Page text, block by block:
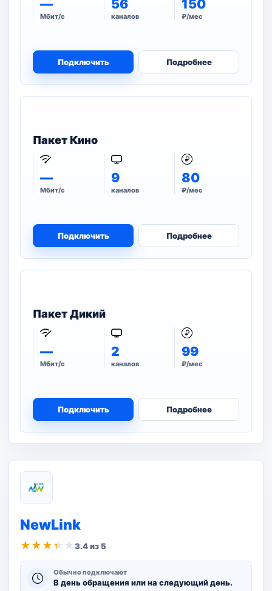
—
Мбит/с
56
каналов
150
₽/мес
Подключить Подробнее
Пакет Кино
—
Мбит/с
9
каналов
80
₽/мес
Подключить Подробнее
Пакет Дикий
—
Мбит/с
2
каналов
99
₽/мес
Подключить Подробнее
NewLink
★ ★ ★ ★ ★3.4 из 5
Обычно подключают
В день обращения или на следующий день.